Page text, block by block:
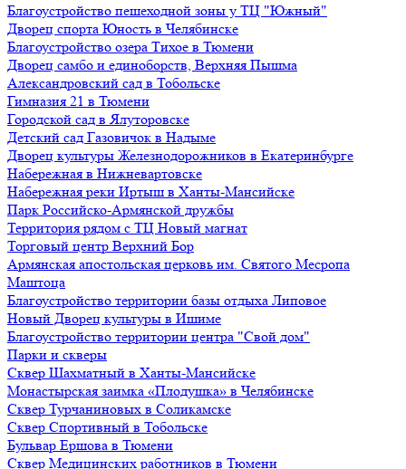
Благоустройство пешеходной зоны у ТЦ "Южный"
Дворец спорта Юность в Челябинске
Благоустройство озера Тихое в Тюмени
Дворец самбо и единоборств, Верхняя Пышма
Александровский сад в Тобольске
Гимназия 21 в Тюмени
Городской сад в Ялуторовске
Детский сад Газовичок в Надыме
Дворец культуры Железнодорожников в Екатеринбурге
Набережная в Нижневартовске
Набережная реки Иртыш в Ханты-Мансийске
Парк Российско-Армянской дружбы
Территория рядом с ТЦ Новый магнат
Торговый центр Верхний Бор
Армянская апостольская церковь им. Святого Месропа
Маштоца
Благоустройство территории базы отдыха Липовое
Нoвый Двoрeц культуры в Ишимe
Благоустройство территории центра "Свой дом"
Парки и скверы
Сквер Шахматный в Ханты-Мансийске
Монастырская заимка «Плодушка» в Челябинске
Сквер Турчаниновых в Соликамске
Сквер Спортивный в Тобольске
Бульвар Ершова в Тюмени
Сквер Медицинских работников в Тюмени